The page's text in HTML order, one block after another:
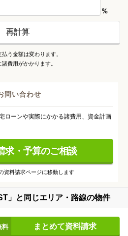
%
再計算
う金額は変わります。
費用がかかります。
問い合わせ
ローンや実際にかかる諸費用、資金計画
求・予算のご相談
資料請求ページに移動します
」 と同じエリア・路線の物件
まとめて資料請求